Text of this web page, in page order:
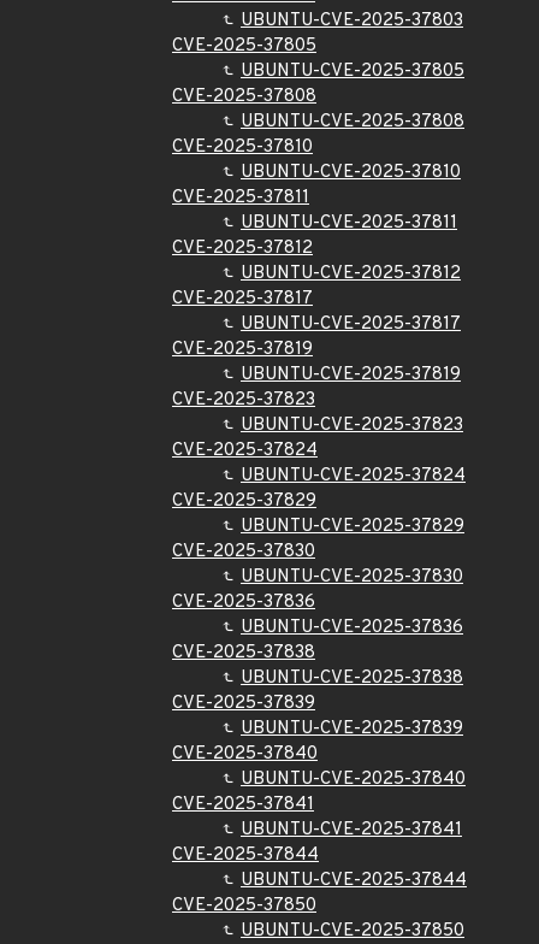
UBUNTU-CVE-2025-37803
CVE-2025-37805
UBUNTU-CVE-2025-37805
CVE-2025-37808
UBUNTU-CVE-2025-37808
CVE-2025-37810
UBUNTU-CVE-2025-37810
CVE-2025-37811
UBUNTU-CVE-2025-37811
CVE-2025-37812
UBUNTU-CVE-2025-37812
CVE-2025-37817
UBUNTU-CVE-2025-37817
CVE-2025-37819
UBUNTU-CVE-2025-37819
CVE-2025-37823
UBUNTU-CVE-2025-37823
CVE-2025-37824
UBUNTU-CVE-2025-37824
CVE-2025-37829
UBUNTU-CVE-2025-37829
CVE-2025-37830
UBUNTU-CVE-2025-37830
CVE-2025-37836
UBUNTU-CVE-2025-37836
CVE-2025-37838
UBUNTU-CVE-2025-37838
CVE-2025-37839
UBUNTU-CVE-2025-37839
CVE-2025-37840
UBUNTU-CVE-2025-37840
CVE-2025-37841
UBUNTU-CVE-2025-37841
CVE-2025-37844
UBUNTU-CVE-2025-37844
CVE-2025-37850
UBUNTU-CVE-2025-37850